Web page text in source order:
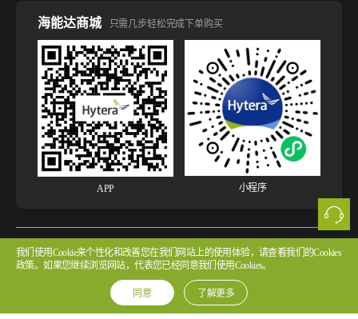
海能达商城 只需几步轻松完成下单购买
APP 小程序
版权所有 © 2026 海能达通信股份有限公司粤ICP备2022107854号 粤公网安备
44030502002314号
网站使用声明 隐私政策 Cookie政策
我们使用Cookie来个性化和改善您在我们网站上的使用体验，请查看我们的Cookies
政策。如果您继续浏览网站，代表您已经同意我们使用Cookies。
同意 了解更多